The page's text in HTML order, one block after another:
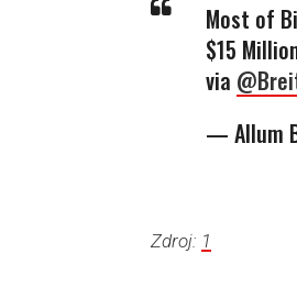
Most of
$15
via
— Allum
Zdroj: 1